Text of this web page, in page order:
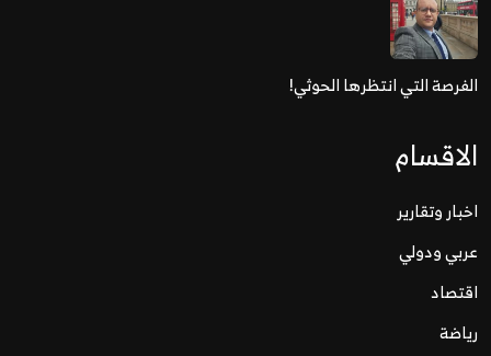
الفرصة التي انتظرها الحوثي!
الاقسام
اخبار وتقارير
عربي ودولي
اقتصاد
رياضة